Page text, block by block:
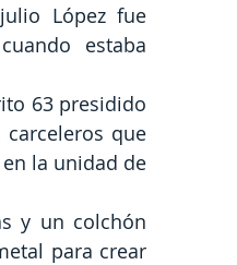
López fue
estaba
63 presidido
que
la unidad de
y un colchón
para crear